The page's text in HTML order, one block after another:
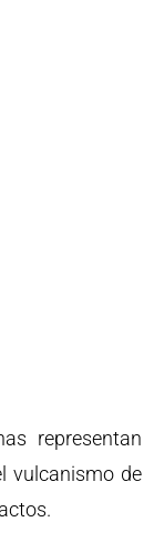
representan
vulcanismo de